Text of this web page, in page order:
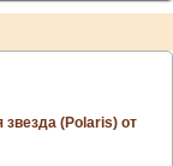
звезда (Polaris) от